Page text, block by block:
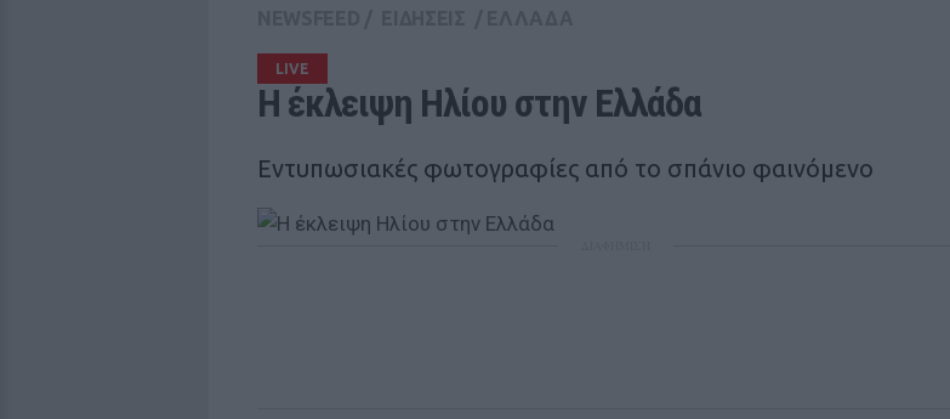
LIVE
Η έκλειψη Ηλίου στην Ελλάδα
Εντυπωσιακές φωτογραφίες από το σπάνιο φαινόμενο